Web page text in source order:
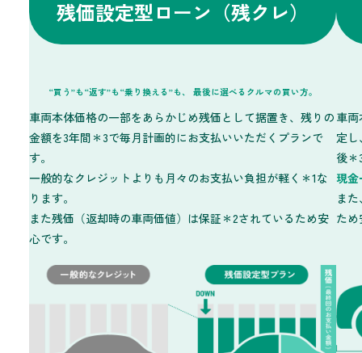
残価設定型ローン （残クレ）
“買う”も“返す”も“乗り換える”も、 最後に選べるクルマの買い方。
車両本体価格の一部をあらかじめ残価として据置き、残りの
金額を3年間＊3で毎月計画的にお支払いいただくプランで
す。
一般的なクレジットよりも月々のお支払い負担が軽く＊1な
ります。
また残価（返却時の車両価値）は保証＊2されているため安
心です。
車
定
後
現金
ま
た